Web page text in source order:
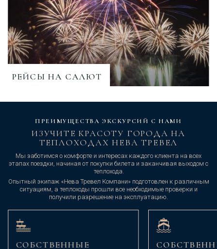
РЕЙСЫ НА САЛЮТ
ПРЕИМУЩЕСТВА ЭКСКУРСИЙ С НАМИ
ИЗУЧИТЕ КРАСОТУ ГОРОДА НА
ТЕПЛОХОДАХ НЕВА ТРЕВЕЛ
Мы заботимся о комфорте и интересах каждого клиента на всех
этапах поездки, начиная от покупки билета и заканчивая выходом с
теплохода.
Опытный экипаж «Нева Тревел Компани» подготовлен к различным
ситуациям, а теплоходы прошли все необходимые проверки и
получили разрешение на эксплуатацию.
СОБСТВЕННЫЕ